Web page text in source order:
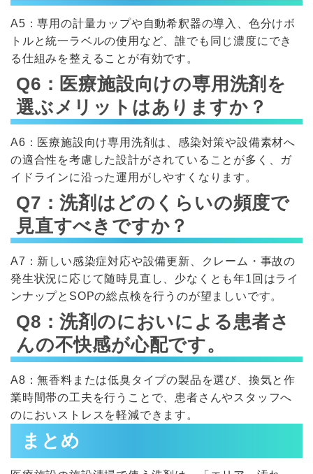
A5：専用の計量カップや自動希釈器の導入、色分けボ
トルと統一ラベルの使用など、誰でも同じ濃度にでき
る仕組みを整えることが有効です。
Q6：医療施設向けの専用洗剤を
選ぶメリットはありますか？
A6：医療施設向け専用洗剤は、感染対策や設備素材へ
の適合性を考慮した設計がされていることが多く、ガ
イドラインに沿った運用がしやすくなります。
Q7：洗剤はどのくらいの頻度で
見直すべきですか？
A7：新しい感染症対応や設備更新、クレーム・事故の
発生状況に応じて随時見直し、少なくとも年1回はライ
ンナップとSOPの総点検を行うのが望ましいです。
Q8：洗剤のにおいによる患者さ
んの不快感が心配です。
A8：無香料または低臭タイプの製品を選び、換気と作
業時間帯の工夫を行うことで、患者さんやスタッフへ
のにおいストレスを軽減できます。
まとめ